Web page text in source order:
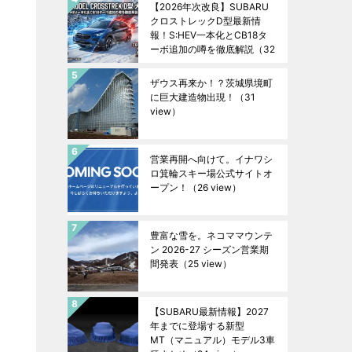
【2026年次改良】SUBARU
クロストレックD型最新情
報！S:HEV一本化とCB18タ
ーボ追加の噂を徹底解説 （32
ザウス再来か！？茨城県境町
に巨大建造物出現！
（31
view）
営業再開へ向けて。イナワシ
ロ箕輪スキー場公式サイトオ
ープン！
（26 view）
豊富な雪を。ネコママウンテ
ン 2026-27 シーズン営業期
間発表 （25 view）
【SUBARU最新情報】2027
年までに登場する新型
MT（マニュアル）モデル3車